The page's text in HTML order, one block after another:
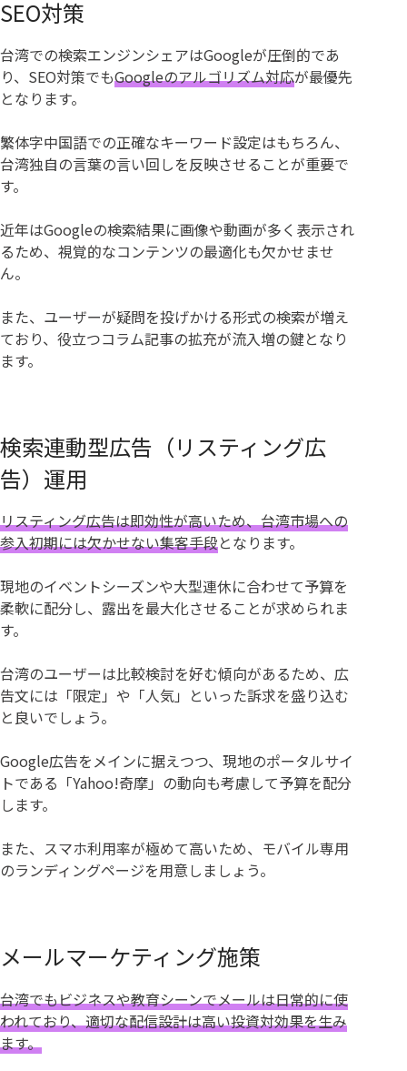
SEO対策
台湾での検索エンジンシェアはGoogleが圧倒的であ
り、SEO対策でもGoogleのアルゴリズム対応が最優先
となります。
繁体字中国語での正確なキーワード設定はもちろん、
台湾独自の言葉の言い回しを反映させることが重要で
す。
近年はGoogleの検索結果に画像や動画が多く表示され
るため、視覚的なコンテンツの最適化も欠かせませ
ん。
また、ユーザーが疑問を投げかける形式の検索が増え
ており、役立つコラム記事の拡充が流入増の鍵となり
ます。
検索連動型広告（リスティング広
告）運用
リスティング広告は即効性が高いため、台湾市場への
参入初期には欠かせない集客手段となります。
現地のイベントシーズンや大型連休に合わせて予算を
柔軟に配分し、露出を最大化させることが求められま
す。
台湾のユーザーは比較検討を好む傾向があるため、広
告文には「限定」や「人気」といった訴求を盛り込む
と良いでしょう。
Google広告をメインに据えつつ、現地のポータルサイ
トである「Yahoo!奇摩」の動向も考慮して予算を配分
します。
また、スマホ利用率が極めて高いため、モバイル専用
のランディングページを用意しましょう。
メールマーケティング施策
台湾でもビジネスや教育シーンでメールは日常的に使
われており、適切な配信設計は高い投資対効果を生み
ます。